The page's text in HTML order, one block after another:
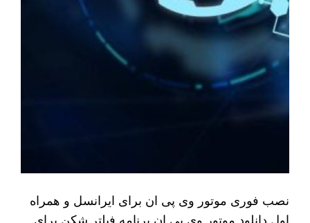
نصب فوری موتور وی پی ان برای ایرانسل و همراه
اول دانلود موتور وی پی ان برنامه فیلتر شکن برای